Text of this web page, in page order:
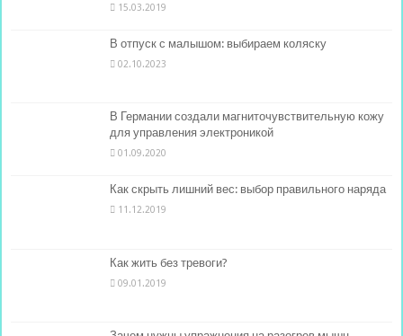
15.03.2019
В отпуск с малышом: выбираем коляску
02.10.2023
В Германии создали магниточувствительную кожу
для управления электроникой
01.09.2020
Как скрыть лишний вес: выбор правильного наряда
11.12.2019
Как жить без тревоги?
09.01.2019